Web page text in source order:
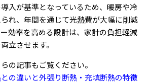
入が基準となっているため、暖房や冷
れ、年間を通じて光熱費が大幅に削減
効率を高める設計は、家計の負担軽減
立させます。
の記事もご覧ください。
の違いと外張り断熱・充填断熱の特徴